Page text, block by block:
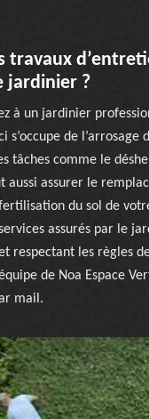
travaux
jardinier ?
à un jardinier
de l’arrosage
tâches comme le
aussi assurer le
du sol de
assurés par le
respectant les règles
de Noa Espace
mail.